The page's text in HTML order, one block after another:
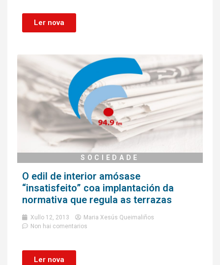
Ler nova
SOCIEDADE
O edil de interior amósase
“insatisfeito” coa implantación da
normativa que regula as terrazas
Xullo 12, 2013
Maria Xesús Queimaliños
Non hai comentarios
Ler nova